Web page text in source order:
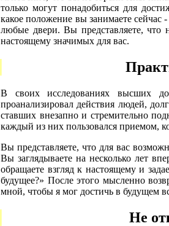
только могут понадобиться для
какое положение вы занимаете
любые двери. Вы представляете, что
настоящему значимых для вас.
В своих исследованиях высших
проанализировал действия людей,
ставших внезапно и стремительно
каждый из них пользовался приемом,
Вы представляете, что для вас
Вы заглядываете на несколько лет
обращаете взгляд к настоящему и
будущее?» После этого мысленно
мной, чтобы я мог достичь в будущем
Не